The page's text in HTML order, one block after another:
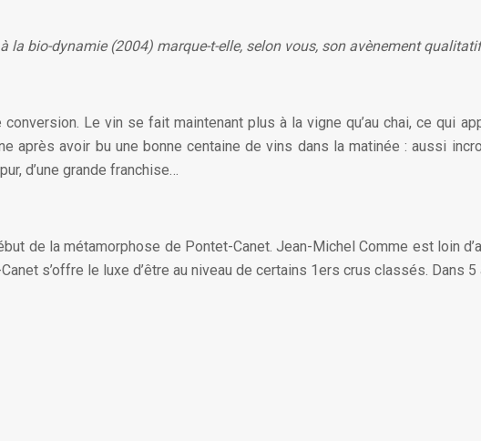
la bio-dynamie (2004) marque-t-elle, selon vous, son avènement
Le vin se fait maintenant plus à la vigne qu’au chai, ce qui
après avoir bu une bonne centaine de vins dans la matinée : aussi
d’une grande franchise…
de la métamorphose de Pontet-Canet. Jean-Michel Comme est loin
s’offre le luxe d’être au niveau de certains 1ers crus classés. Dans